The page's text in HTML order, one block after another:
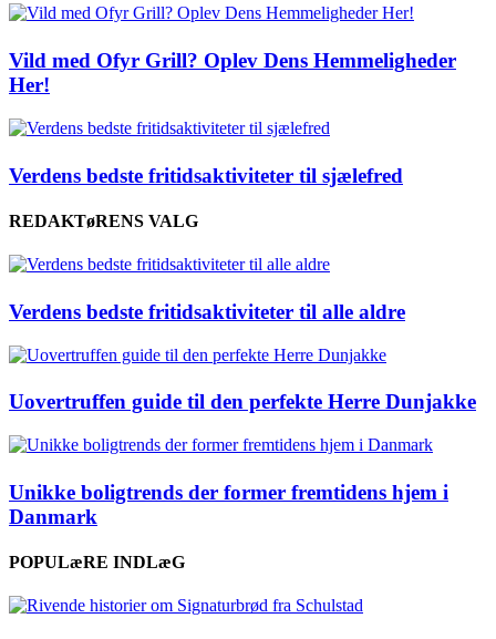
Vild med Ofyr Grill? Oplev Dens Hemmeligheder
Her!
Verdens bedste fritidsaktiviteter til sjælefred
REDAKTøRENS VALG
Verdens bedste fritidsaktiviteter til alle aldre
Uovertruffen guide til den perfekte Herre Dunjakke
Unikke boligtrends der former fremtidens hjem i
Danmark
POPULæRE INDLæG